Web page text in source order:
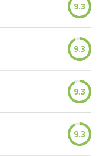
9.3
9.3
9.3
9.3